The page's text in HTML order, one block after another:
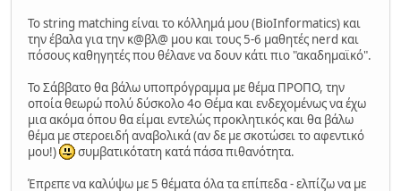
Το string matching είναι το κόλλημά μου (BioInformatics) και
την έβαλα για την κ@βλ@ μου και τους 5-6 μαθητές nerd και
πόσους καθηγητές που θέλανε να δουν κάτι πιο "ακαδημαϊκό".
Το Σάββατο θα βάλω υποπρόγραμμα με θέμα ΠΡΟΠΟ, την
οποία θεωρώ πολύ δύσκολο 4ο Θέμα και ενδεχομένως να έχω
μια ακόμα όπου θα είμαι εντελώς προκλητικός και θα βάλω
θέμα με στεροειδή αναβολικά (αν δε με σκοτώσει το αφεντικό
μου!)
συμβατικότατη κατά πάσα πιθανότητα.
Έπρεπε να καλύψω με 5 θέματα όλα τα επίπεδα - ελπίζω να με